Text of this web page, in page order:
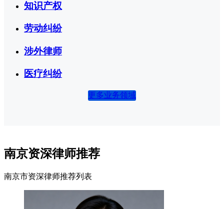
知识产权
劳动纠纷
涉外律师
医疗纠纷
更多业务领域
南京资深律师推荐
南京市资深律师推荐列表